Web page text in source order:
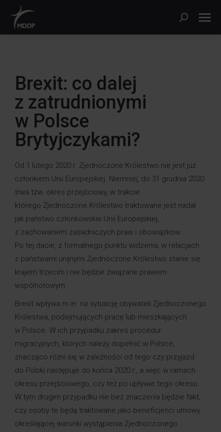
Brexit: co dalej
z zatrudnionymi
w Polsce
Brytyjczykami?
Od 1 lutego 2020 r. Zjednoczone Królestwo nie jest już
członkiem Unii Europejskiej. Niemniej, do 31 grudnia 2020
trwa tzw. okres przejściowy, w trakcie
którego Zjednoczone Królestwo traktowane jest nadal
jak państwo członkowskie Unii Europejskiej,
z zachowaniem zasadniczych praw i obowiązków.
Po tej dacie, z formalnego punktu widzenia, w relacjach
z państwami unijnymi Zjednoczone Królestwo stanie się
krajem trzecim i nie będzie związane prawem
wspólnotowym.
Brexit wpływa m.in. na sytuację obywateli Zjednoczonego
Królestwa, podejmujących pracę lub mieszkających
w Polsce. W ich przypadku zakres procedur
migracyjnych, których należy dopełnić w Polsce,
znacząco różni się w zależności od tego czy przyjazd
do Polski następuje do końca 2020 r., a więc w ramach
okresu przejściowego, czy też po upływie tego okresu.
W tym drugim przypadku nie bez znaczenia będzie fakt,
czy osoby te będą traktowane jako beneficjenci umowy
określającej warunki wystąpienia Zjednoczonego